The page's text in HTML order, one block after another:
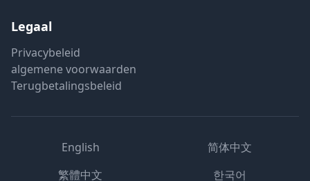
Legaal
Privacybeleid
algemene voorwaarden
Terugbetalingsbeleid
English
简体中文
繁體中文
한국어